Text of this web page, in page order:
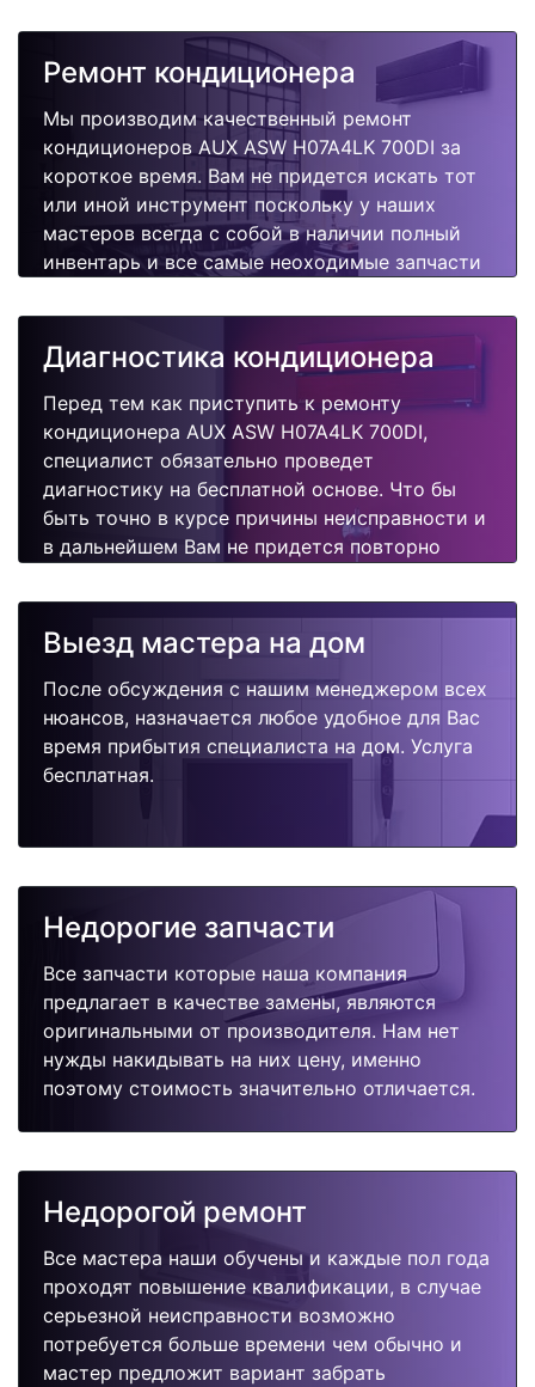
Ремонт кондиционера
Мы производим качественный ремонт
кондиционеров AUX ASW H07A4LK 700DI за
короткое время. Вам не придется искать тот
или иной инструмент поскольку у наших
мастеров всегда с собой в наличии полный
инвентарь и все самые неоходимые запчасти
быстро, качественно и недорого.
Диагностика кондиционера
Перед тем как приступить к ремонту
кондиционера AUX ASW H07A4LK 700DI,
специалист обязательно проведет
диагностику на бесплатной основе. Что бы
быть точно в курсе причины неисправности и
в дальнейшем Вам не придется повторно
поломок.
Выезд мастера на дом
После обсуждения с нашим менеджером всех
нюансов, назначается любое удобное для Вас
время прибытия специалиста на дом. Услуга
бесплатная.
Недорогие запчасти
Все запчасти которые наша компания
предлагает в качестве замены, являются
оригинальными от производителя. Нам нет
нужды накидывать на них цену, именно
поэтому стоимость значительно отличается.
Недорогой ремонт
Все мастера наши обучены и каждые пол года
проходят повышение квалификации, в случае
серьезной неисправности возможно
потребуется больше времени чем обычно и
мастер предложит вариант забрать